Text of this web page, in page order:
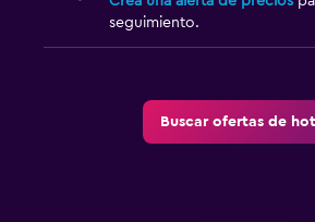
seguimiento.
Buscar ofertas de